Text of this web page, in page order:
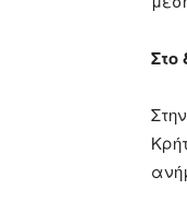
Στο